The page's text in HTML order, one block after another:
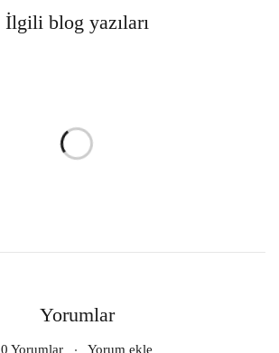
İlgili blog yazıları
Yorumlar
0 Yorumlar Yorum ekle